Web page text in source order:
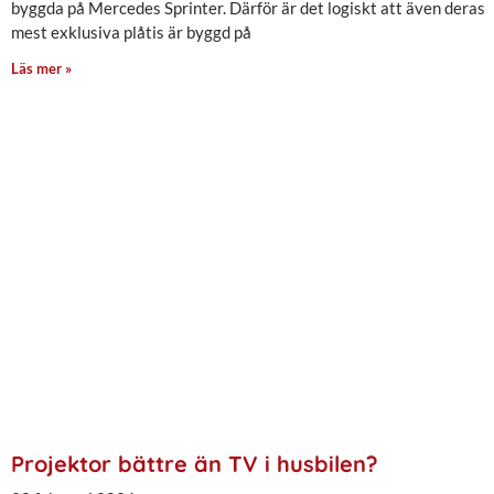
byggda på Mercedes Sprinter. Därför är det logiskt att även deras
mest exklusiva plåtis är byggd på
Läs mer »
Projektor bättre än TV i husbilen?